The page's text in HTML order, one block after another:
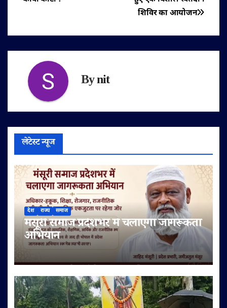
शिविर का आयोजन
Bynit
लेटेस्ट न्यूज
देश राज्य समाज
मंसूरी समाज प्रदेशभर में चलाएगा जागरूकता
अभियान